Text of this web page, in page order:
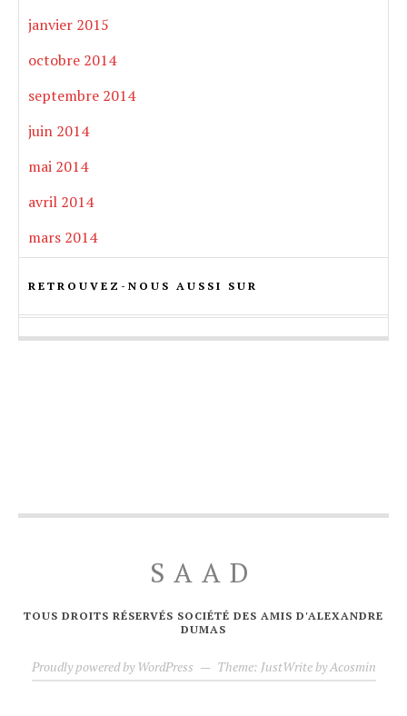
janvier 2015
octobre 2014
septembre 2014
juin 2014
mai 2014
avril 2014
mars 2014
RETROUVEZ-NOUS AUSSI SUR
SAAD
TOUS DROITS RÉSERVÉS SOCIÉTÉ DES AMIS D'ALEXANDRE
DUMAS
Proudly powered by WordPress — Theme: JustWrite byAcosmin